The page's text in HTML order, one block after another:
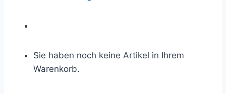
Sie haben noch keine Artikel in Ihrem
Warenkorb.